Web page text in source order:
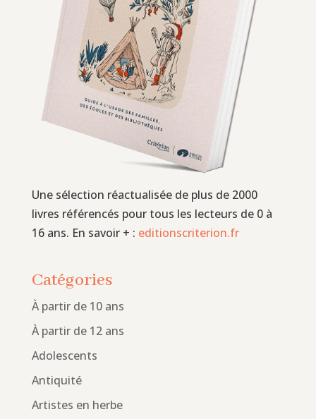
Une sélection réactualisée de plus de 2000
livres référencés pour tous les lecteurs de 0 à
16 ans. En savoir + : editionscriterion.fr
Catégories
À partir de 10 ans
À partir de 12 ans
Adolescents
Antiquité
Artistes en herbe